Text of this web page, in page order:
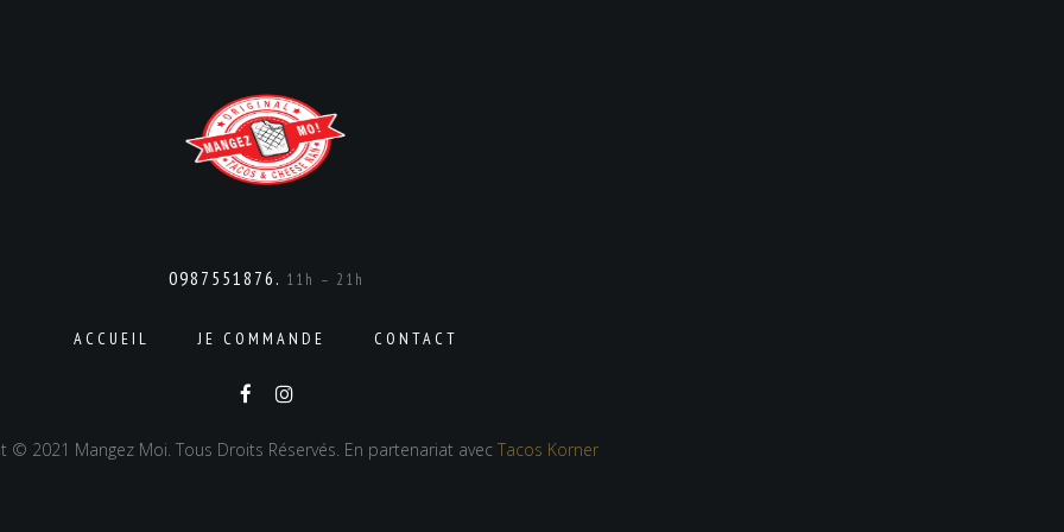
0987551876. 11h – 21h
ACCUEIL JE COMMANDE CONTACT
© 2021 Mangez Moi. Tous Droits Réservés. En partenariat avec Tacos Korner